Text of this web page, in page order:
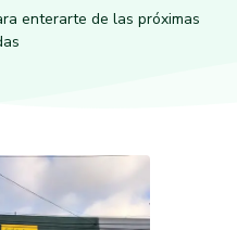
enterarte de las próximas